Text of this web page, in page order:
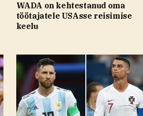
WADA on kehtestanud oma
töötajatele USAsse reisimise
keelu